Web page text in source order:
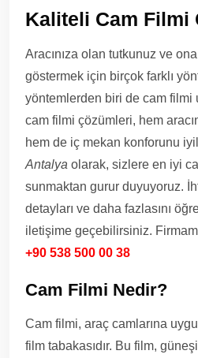
Kaliteli Cam Filmi
Aracınıza olan tutkunuz ve
göstermek için birçok farklı
yöntemlerden biri de cam filmi
cam filmi çözümleri, hem
hem de iç mekan konforunu
Antalya olarak, sizlere en iyi
sunmaktan gurur duyuyoruz.
detayları ve daha fazlasını
iletişime geçebilirsiniz.
+90 538 500 00 38
Cam Filmi Nedir?
Cam filmi, araç camlarına
film tabakasıdır. Bu film,